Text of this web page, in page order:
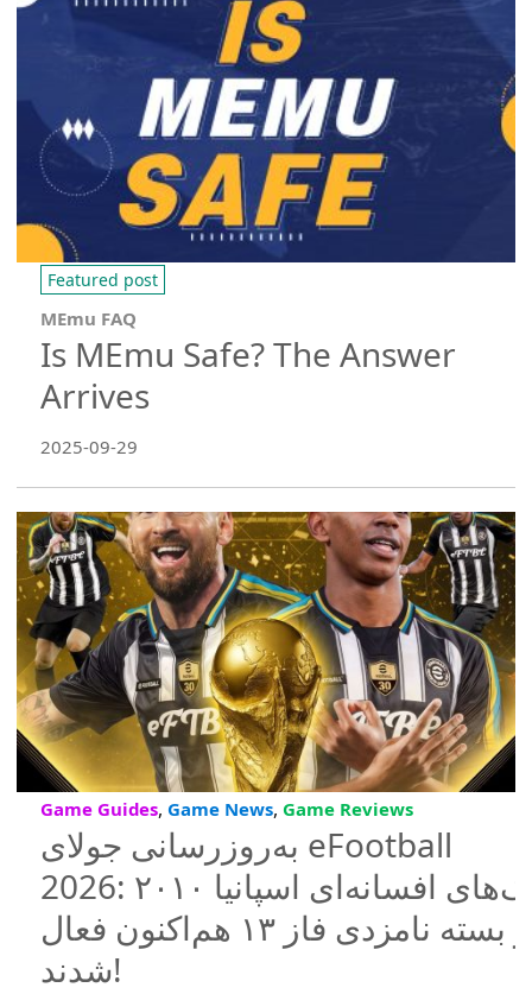
Featured post
MEmu FAQ
Is MEmu Safe? The Answer
Arrives
2025-09-29
Game Guides, Game News, Game Reviews
به‌روزرسانی جولای eFootball
2026: پک‌های افسانه‌ای اسپانیا ۲۰۱۰
و بسته نامزدی فاز ۱۳ هم‌اکنون فعال
شدند!